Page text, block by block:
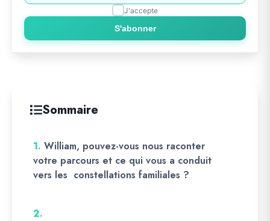
J'accepte
S'abonner
Sommaire
1. William, pouvez-vous nous raconter
votre parcours et ce qui vous a conduit
vers les constellations familiales ?
2.